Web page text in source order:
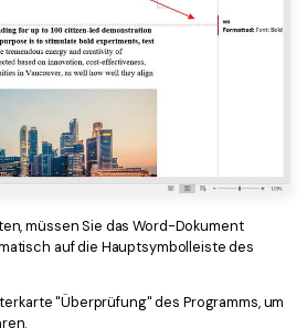
müssen Sie das Word-Dokument
auf die Hauptsymbolleiste des
"Überprüfung" des Programms, um